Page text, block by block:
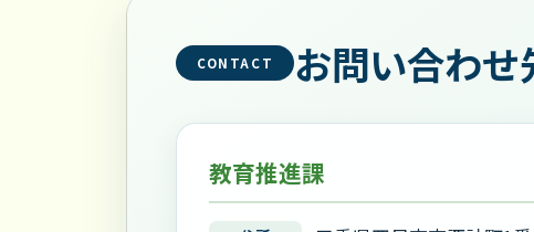
CONTACT お問い合わせ
教育推進課